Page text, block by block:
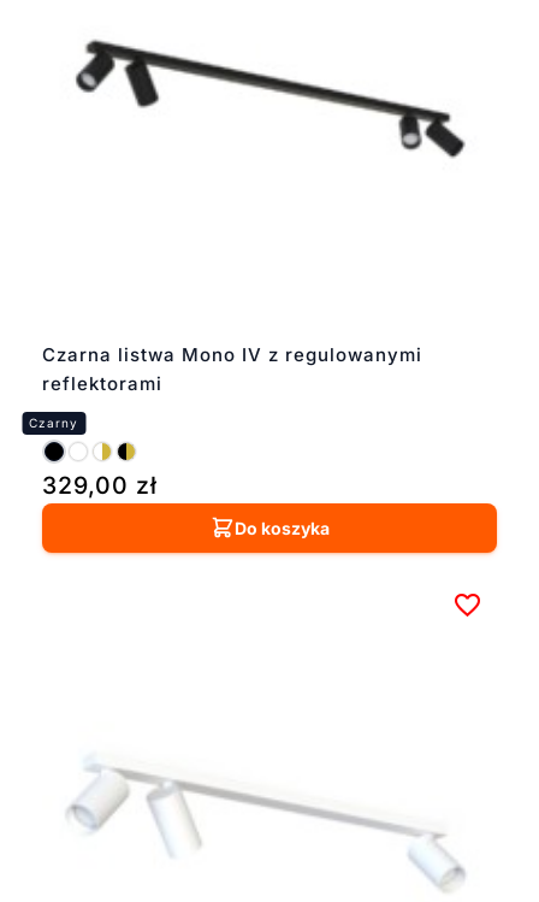
Czarna listwa Mono IV z regulowanymi
reflektorami
329,00 zł
Do koszyka